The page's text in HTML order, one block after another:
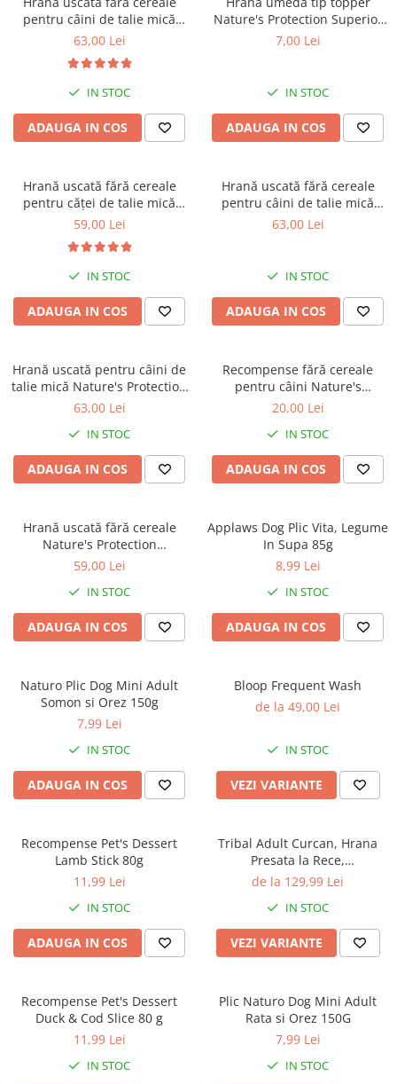
Orijen
Jucarii
Batoane branza Yak
Castroane si Dozatoare
Culcusuri
Custi si Genti de Transport
Diete veterinare
Hainute
Lemne si coarne de cerb sau
Lese, Zgarzi & Hamuri
Perii si Piepteni
Produse Igiena si Ingrijire
Suplimente
pentru câini de talie mică
Nature's Protection Superior
Breeds, Pește Alb, pentru
eliminarea petelor din jurul
63,00 Lei
IN STOC
ADAUGA IN COS
Nature's Protection Superior
Care cu Ton pentru câini
ochilor, 70g
7,00 Lei
IN STOC
ADAUGA IN COS
Hrană uscată fără cereale
pentru căței de talie mică
Nature's Protection Superior
& Mini Breeds, Pește Alb,
pentru eliminarea petelor din
59,00 Lei
IN STOC
ADAUGA IN COS
Hrană uscată fără cereale
pentru câini de talie mică
Nature's Protection Superior
eliminarea petelor din jurul
63,00 Lei
IN STOC
ADAUGA IN COS
Hrană uscată pentru câini de
talie mică Nature's Protection
Superior Care White Dogs
Miel, pentru eliminarea
petelor din jurul ochilor, 1.5
kg
63,00 Lei
IN STOC
ADAUGA IN COS
Recompense fără cereale
pentru câini Nature's
Protection Superior Care
Pește Alb, 150g
20,00 Lei
IN STOC
ADAUGA IN COS
Hrană uscată fără cereale
Nature's Protection
Hypoallergenic Somon, pentru
59,00 Lei
IN STOC
ADAUGA IN COS
Applaws Dog Plic Vita, Legume
In Supa 85g
8,99 Lei
IN STOC
ADAUGA IN COS
Naturo Plic Dog Mini Adult
Somon si Orez 150g
7,99 Lei
IN STOC
ADAUGA IN COS
Bloop Frequent Wash
de la 49,00 Lei
IN STOC
VEZI VARIANTE
Recompense Pet's Dessert
Lamb Stick 80g
11,99 Lei
IN STOC
ADAUGA IN COS
Tribal Adult Curcan, Hrana
Presata la Rece,
Hipoalergenica
de la 129,99 Lei
IN STOC
VEZI VARIANTE
Recompense Pet's Dessert
Duck & Cod Slice 80 g
11,99 Lei
IN STOC
Plic Naturo Dog Mini Adult
Rata si Orez 150G
7,99 Lei
IN STOC